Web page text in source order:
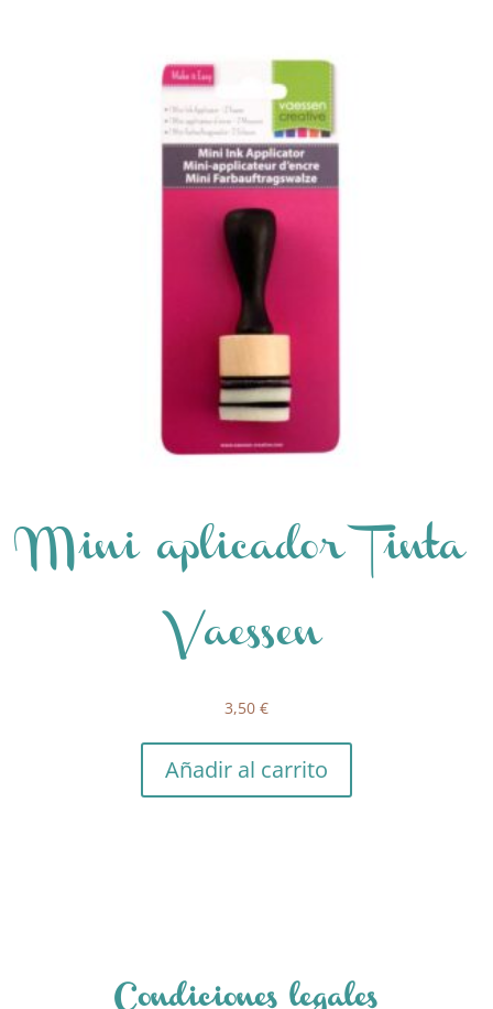
Mini aplicador Tinta
Vaessen
3,50 €
Añadir al carrito
Condiciones legales